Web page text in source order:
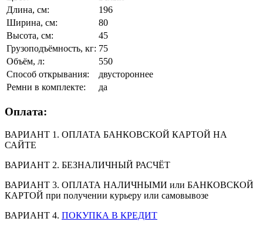
Длина, см:
196
Ширина, см:
80
Высота, см:
45
Грузоподъёмность, кг: 75
Объём, л:
550
Способ открывания:
двустороннее
Ремни в комплекте:
да
Оплата:
ВАРИАНТ 1. ОПЛАТА БАНКОВСКОЙ КАРТОЙ НА
САЙТЕ
ВАРИАНТ 2. БЕЗНАЛИЧНЫЙ РАСЧЁТ
ВАРИАНТ 3. ОПЛАТА НАЛИЧНЫМИ или БАНКОВСКОЙ
КАРТОЙ при получении курьеру или самовывозе
ВАРИАНТ 4. ПОКУПКА В КРЕДИТ